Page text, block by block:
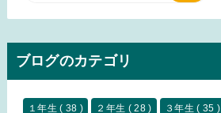
ブログのカテゴリ
１年生( 38 ) ２年生 ( 28 ) ３年生( 35 )